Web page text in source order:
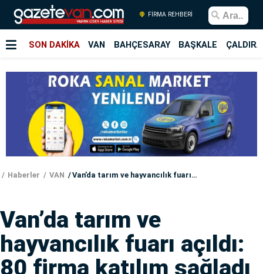
FİRMA REHBERİ
SON DAKİKA VAN BAHÇESARAY BAŞKALE
Haberler VAN Van’da tarım ve hayvancılık fuarı açıldı: 80 firma katılım sağladı
Van’da tarım ve
hayvancılık fuarı açıldı:
80 firma katılım sağladı